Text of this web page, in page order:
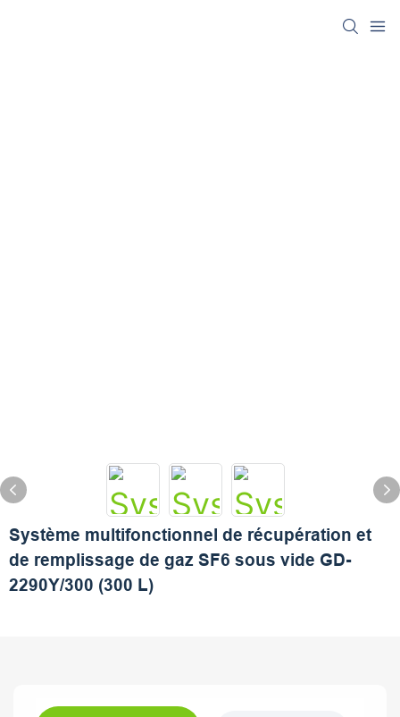
Système multifonctionnel de récupération et
de remplissage de gaz SF6 sous vide GD-
2290Y/300 (300 L)